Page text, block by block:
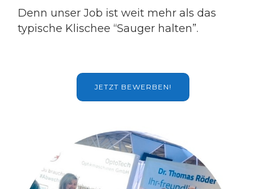
Denn unser Job ist weit mehr als das
typische Klischee “Sauger halten”.
JETZT BEWERBEN!